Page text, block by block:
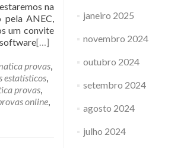
na
pela ANEC,
um convite
[…]
provas,
estatísticos,
provas,
online,
janeiro 2025
novembro 2024
outubro 2024
setembro 2024
agosto 2024
julho 2024